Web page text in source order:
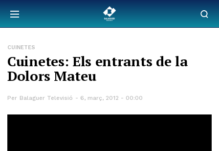
CUINETES
Cuinetes: Els entrants de la
Dolors Mateu
Per Balaguer Televisió 6, març, 2012 - 00:00